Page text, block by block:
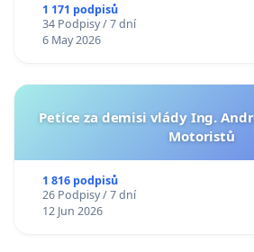
1 171 podpisů
34 Podpisy / 7 dní
6 May 2026
Petice za demisi vlády Ing.
Motoristů
1 816 podpisů
26 Podpisy / 7 dní
12 Jun 2026